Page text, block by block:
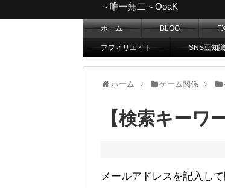
～唯一無二～OoaK
ホーム BLOG
アフィリエイト SNS豆知識
ホーム ゲーム関係
【検索キーワ
メールアドレスを記入し